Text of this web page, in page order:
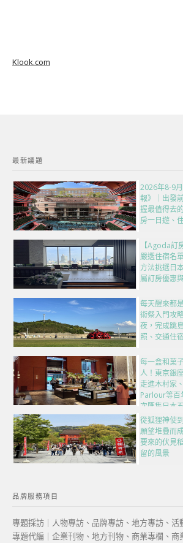
Klook.com
最新議題
2026年8-9
報》｜出發
握最值得去
房一日遊、
【Agoda訂
嚴選住宿名
方法挑選日
屬訂房優惠
每天醒來都
術祭入門攻
夜，完成跳
照、交通住
每一盒和菓
人！東京銀
走進木村家
Parlour等百
次匯集日本
從狐狸神使
願望堆疊而
要來的伏見
留的風景
品牌服務項目
專題採訪｜人物專訪、品牌專訪、地方專訪、活
專題代編｜企業刊物、地方刊物、商業專欄、商